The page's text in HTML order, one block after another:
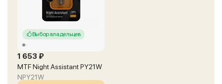
Выбор владельцев
1 653 ₽
MTF Night Assistant PY21W
NPY21W